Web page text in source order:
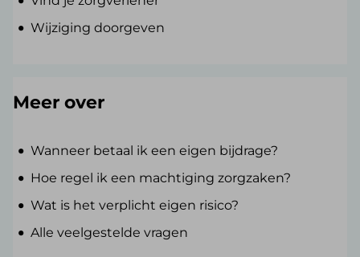
Wijziging doorgeven
Meer over
Wanneer betaal ik een eigen bijdrage?
Hoe regel ik een machtiging zorgzaken?
Wat is het verplicht eigen risico?
Alle veelgestelde vragen